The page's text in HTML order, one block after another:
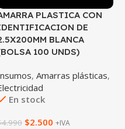
PLASTICA CON
DE
BLANCA
100 UNDS)
, Amarras plásticas,
En stock
4.990 $2.500 +IVA